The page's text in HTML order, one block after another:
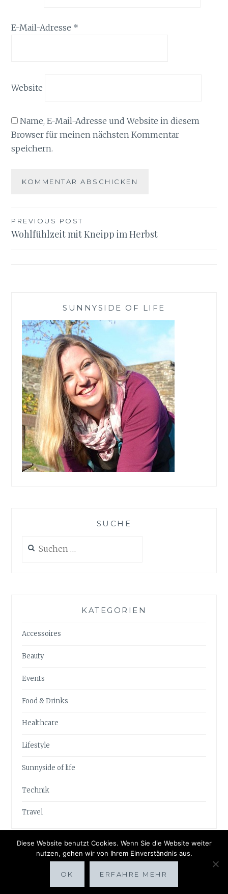
E-Mail-Adresse *
Website
Name, E-Mail-Adresse und Website in diesem
Browser für meinen nächsten Kommentar
speichern.
Beitragsnavigation
PREVIOUS POST
Wohlfühlzeit mit Kneipp im Herbst
SUNNYSIDE OF LIFE
SUCHE
nach:
KATEGORIEN
Accessoires
Beauty
Events
Food & Drinks
Healthcare
Lifestyle
Sunnyside of life
Technik
Travel
Proudly powered by WordPress|Theme: Anissa by
Diese Website benutzt Cookies. Wenn Sie die Website weiter
nutzen, gehen wir von Ihrem Einverständnis aus.
OK ERFAHRE MEHR